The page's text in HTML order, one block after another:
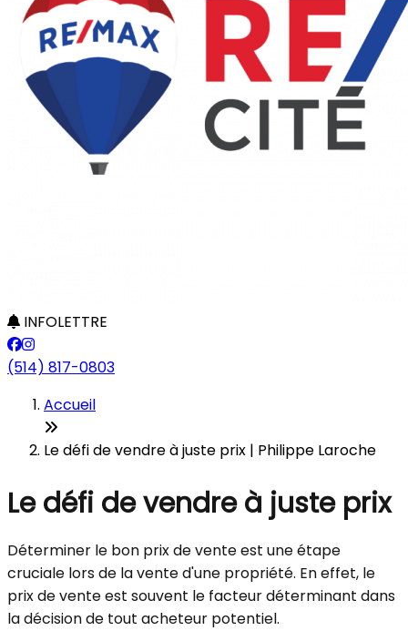
INFOLETTRE
(514) 817-0803
Accueil
Le défi de vendre à juste prix | Philippe Laroche
Le défi de vendre à juste prix
Déterminer le bon prix de vente est une étape
cruciale lors de la vente d'une propriété. En effet, le
prix de vente est souvent le facteur déterminant dans
la décision de tout acheteur potentiel.